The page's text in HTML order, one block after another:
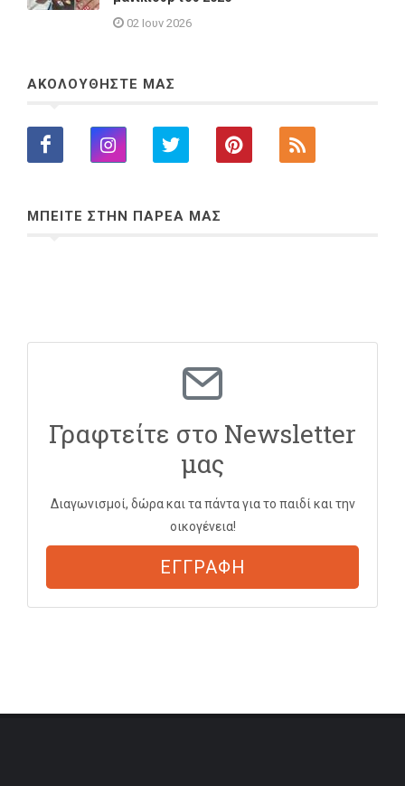
02 Ιουν 2026
ΑΚΟΛΟΥΘΗΣΤΕ ΜΑΣ
ΜΠΕΙΤΕ ΣΤΗΝ ΠΑΡΕΑ ΜΑΣ
Γραφτείτε στο Newsletter
μας
Διαγωνισμοί, δώρα και τα πάντα για το παιδί και την
οικογένεια!
ΕΓΓΡΑΦΗ